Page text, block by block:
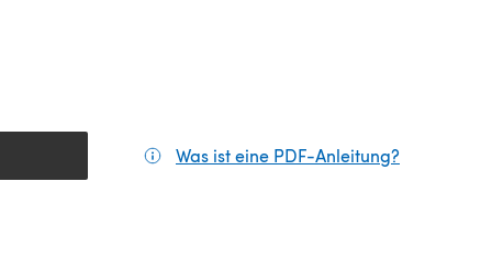
Was ist eine PDF-Anleitung?